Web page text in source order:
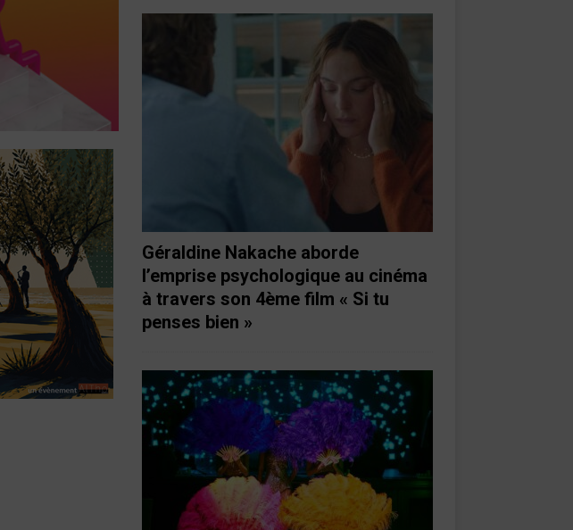
Géraldine Nakache aborde
l’emprise psychologique au cinéma
à travers son 4ème film « Si tu
penses bien »